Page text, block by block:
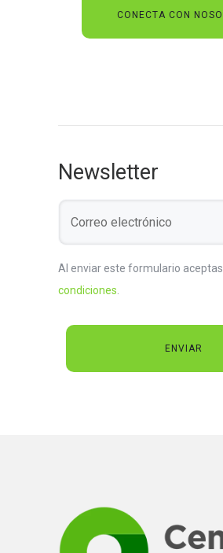
Newsletter
Al enviar este formulario aceptas
condiciones